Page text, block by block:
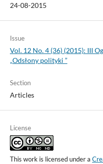
24-08-2015
Issue
Vol. 12 No. 4 (36) (2015): III
„Odsłony polityki ”
Section
Articles
License
This work is licensed under a